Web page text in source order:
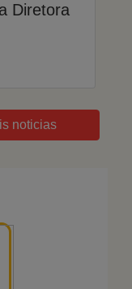
Diretora
noticias